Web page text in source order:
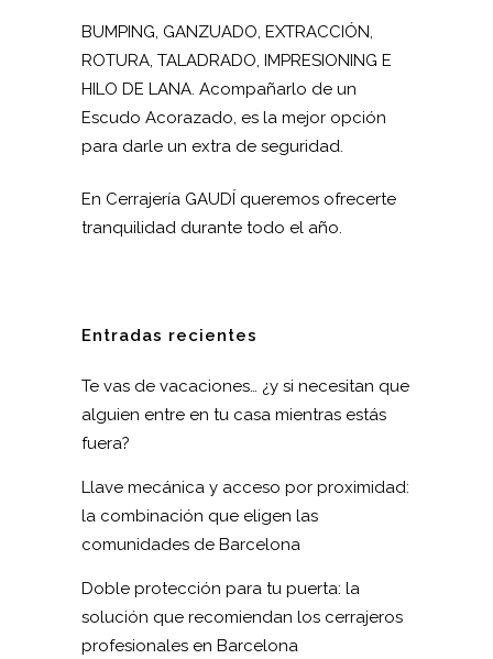
BUMPING, GANZUADO, EXTRACCIÓN,
ROTURA, TALADRADO, IMPRESIONING E
HILO DE LANA. Acompañarlo de un
Escudo Acorazado, es la mejor opción
para darle un extra de seguridad.
En Cerrajería GAUDÍ queremos ofrecerte
tranquilidad durante todo el año.
Entradas recientes
Te vas de vacaciones… ¿y si necesitan que
alguien entre en tu casa mientras estás
fuera?
Llave mecánica y acceso por proximidad:
la combinación que eligen las
comunidades de Barcelona
Doble protección para tu puerta: la
solución que recomiendan los cerrajeros
profesionales en Barcelona